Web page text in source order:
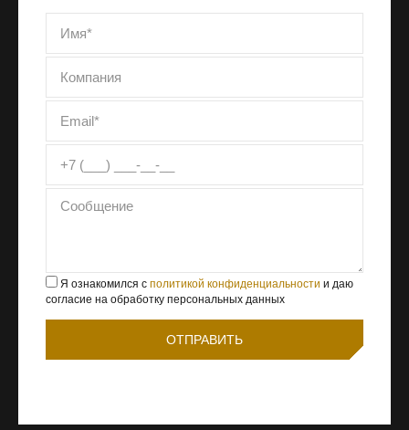
Я ознакомился с политикой конфиденциальности и даю
согласие на обработку персональных данных